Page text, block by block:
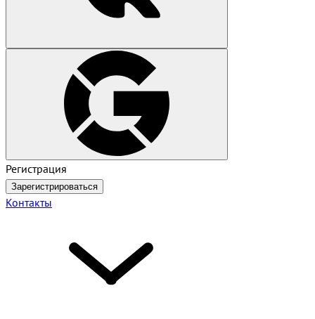
Регистрация
Зарегистрироваться
Контакты